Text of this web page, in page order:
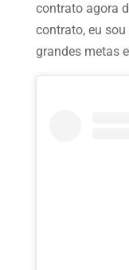
contrato agora
contrato, eu
grandes metas